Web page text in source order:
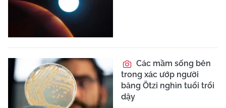
Các mầm sống bên
trong xác ướp người
băng Ötzi nghìn tuổi trổi
dậy